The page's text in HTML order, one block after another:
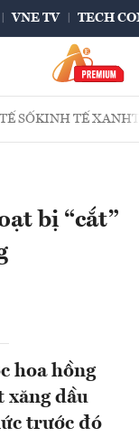
VNE TV TECH
SỐKINH TẾ XANH
bị “cắt”
hoa hồng
xăng dầu
trước đó